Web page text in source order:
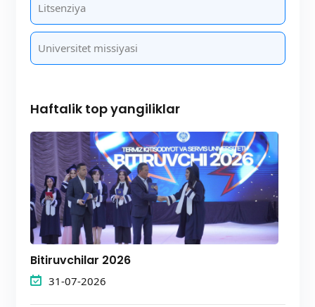
Litsenziya
Universitet missiyasi
Haftalik top yangiliklar
Bitiruvchilar 2026
31-07-2026